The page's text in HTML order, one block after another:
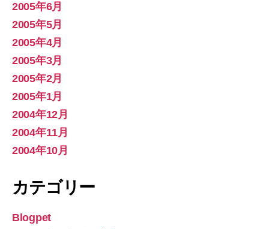
2005年6月
2005年5月
2005年4月
2005年3月
2005年2月
2005年1月
2004年12月
2004年11月
2004年10月
カテゴリー
Blogpet